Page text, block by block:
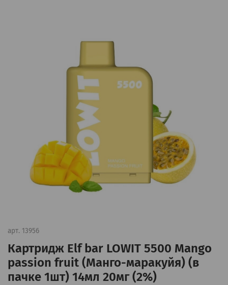
арт. 13956
Картридж Elf bar LOWIT 5500 Mango
passion fruit (Манго-маракуйя) (в
пачке 1шт) 14мл 20мг (2%)